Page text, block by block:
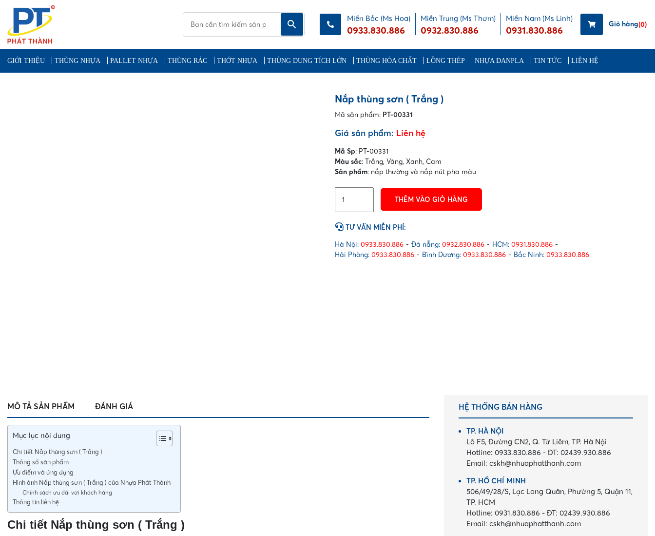
Miền Bắc (Ms Hoa)
0933.830.886
Miền Trung (Ms Thơm)
0932.830.886
Miền Nam (Ms Linh)
0931.830.886
Giỏ hàng(0)
GIỚI THIỆU THÙNG NHỰA PALLET NHỰA THÙNG RÁC THỚT NHỰA THÙNG DUNG TÍCH LỚN THÙNG HÓA CHẤT LỒNG THÉP NHỰA DANPLA TIN TỨC LIÊN HỆ
Nắp thùng sơn ( Trắng )
Mã sản phẩm: PT-00331
Giá sản phẩm: Liên hệ
Mã Sp: PT-00331
Màu sắc: Trắng, Vàng, Xanh, Cam
Sản phẩm: nắp thường và nắp nút pha màu
thùng
sơn
(
Trắng
)
số
THÊM VÀO GIỎ HÀNG
TƯ VẤN MIỄN PHÍ:
Hà Nội: 0933.830.886 - Đà nẵng: 0932.830.886 - HCM: 0931.830.886 -
Hải Phòng: 0933.830.886 - Bình Dương: 0933.830.886 - Bắc Ninh: 0933.830.886
MÔ TẢ SẢN PHẨM ĐÁNH GIÁ
Mục lục nội dung
Chi tiết Nắp thùng sơn ( Trắng )
Thông số sản phẩm
Ưu điểm và ứng dụng
Hình ảnh Nắp thùng sơn ( Trắng ) của Nhựa Phát Thành
Chính sách ưu đãi với khách hàng
Thông tin liên hệ
Chi tiết Nắp thùng sơn ( Trắng )
HỆ THỐNG BÁN HÀNG
TP. HÀ NỘI
Lô F5, Đường CN2, Q. Từ Liêm, TP. Hà Nội
Hotline: 0933.830.886 -ĐT: 02439.930.886
Email:cskh@nhuaphatthanh.com
TP. HỒ CHÍ MINH
506/49/28/S, Lạc Long Quân, Phường 5, Quận 11,
TP. HCM
Hotline: 0931.830.886 -ĐT: 02439.930.886
Email:cskh@nhuaphatthanh.com